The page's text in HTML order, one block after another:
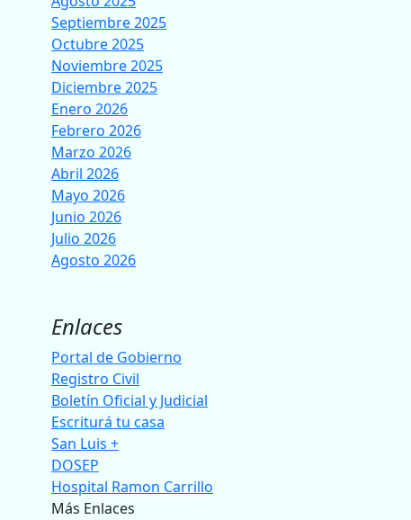
Septiembre 2025
Octubre 2025
Noviembre 2025
Diciembre 2025
Enero 2026
Febrero 2026
Marzo 2026
Abril 2026
Mayo 2026
Junio 2026
Julio 2026
Agosto 2026
Enlaces
Portal de Gobierno
Registro Civil
Boletín Oficial y Judicial
Escriturá tu casa
San Luis +
DOSEP
Hospital Ramon Carrillo
Más Enlaces